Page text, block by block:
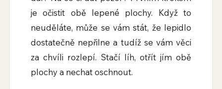
je očistit obě lepené plochy. Když to
neuděláte, může se vám stát, že lepidlo
dostatečně nepřilne a tudíž se vám věci
za chvíli rozlepí. Stačí líh, otřít jím obě
plochy a nechat oschnout.